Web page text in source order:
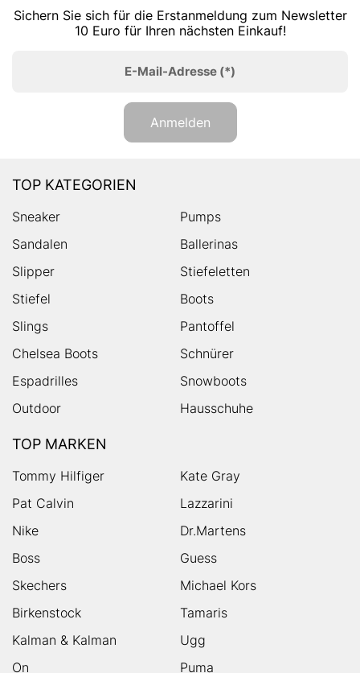
Sichern Sie sich für die Erstanmeldung zum Newsletter
10 Euro für Ihren nächsten Einkauf!
E-Mail-Adresse (*)
Anmelden
TOP KATEGORIEN
Sneaker
Pumps
Sandalen
Ballerinas
Slipper
Stiefeletten
Stiefel
Boots
Slings
Pantoffel
Chelsea Boots
Schnürer
Espadrilles
Snowboots
Outdoor
Hausschuhe
TOP MARKEN
Tommy Hilfiger
Kate Gray
Pat Calvin
Lazzarini
Nike
Dr.Martens
Boss
Guess
Skechers
Michael Kors
Birkenstock
Tamaris
Kalman & Kalman
Ugg
On
Puma